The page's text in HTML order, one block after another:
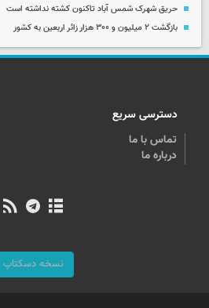
حریق شهرک شمس آباد تاکنون کشته نداشته است
بازگشت ۲ میلیون و ۳۰۰ هزار زائر اربعین به کشور
دسترسی سریع
تماس با ما
درباره ما
نسخه دسکتاپ